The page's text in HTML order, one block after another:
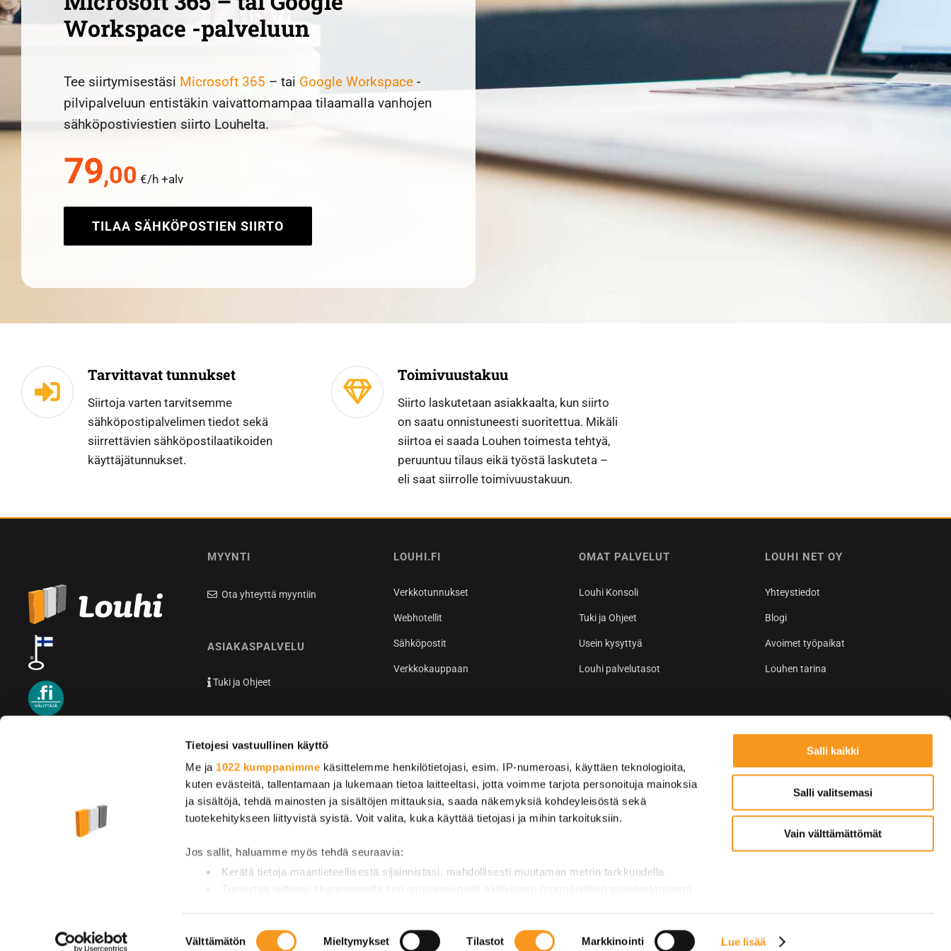
Tietojesi vastuullinen käyttö
Me ja 1022 kumppanimme käsittelemme henkilötietojasi, esim. IP-numeroasi, käyttäen teknologioita,
kuten evästeitä, tallentamaan ja lukemaan tietoa laitteeltasi, jotta voimme tarjota personoituja mainoksia
ja sisältöjä, tehdä mainosten ja sisältöjen mittauksia, saada näkemyksiä kohdeyleisöstä sekä
tuotekehitykseen liittyvistä syistä. Voit valita, kuka käyttää tietojasi ja mihin tarkoituksiin.
Jos sallit, haluamme myös tehdä seuraavia:
Kerätä tietoja maantieteellisestä sijainnistasi, mahdollisesti muutaman metrin tarkkuudella
Välttämätön Mieltymykset Tilastot Markkinointi Lue lisää
Salli kaikki
Salli valitsemasi
Vain välttämättömät
Workspace -palveluun
Tee siirtymisestäsi Microsoft 365 – tai Google Workspace -
pilvipalveluun entistäkin vaivattomampaa tilaamalla vanhojen
sähköpostiviestien siirto Louhelta.
79,00 €/h +alv
TILAA SÄHKÖPOSTIEN SIIRTO
Tarvittavat tunnukset
Siirtoja varten tarvitsemme
sähköpostipalvelimen tiedot sekä
siirrettävien sähköpostilaatikoiden
käyttäjätunnukset.
Toimivuustakuu
Siirto laskutetaan asiakkaalta, kun siirto
on saatu onnistuneesti suoritettua. Mikäli
siirtoa ei saada Louhen toimesta tehtyä,
peruuntuu tilaus eikä työstä laskuteta –
eli saat siirrolle toimivuustakuun.
MYYNTI
Ota yhteyttä myyntiin
ASIAKASPALVELU
Tuki ja Ohjeet
LOUHI.FI
Verkkotunnukset
Webhotellit
Sähköpostit
Verkkokauppaan
OMAT PALVELUT
Louhi Konsoli
Tuki ja Ohjeet
Usein kysyttyä
Louhi palvelutasot
LOUHI NET OY
Yhteystiedot
Blogi
Avoimet työpaikat
Louhen tarina